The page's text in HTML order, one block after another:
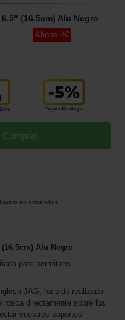
(16.5cm) Alu Negro
Ahorra 4€
Comprar
en otros sitios
Alu Negro
para permitiros
JAG, ha sido realizada
rosca directamente sobre los
vuestros soportes